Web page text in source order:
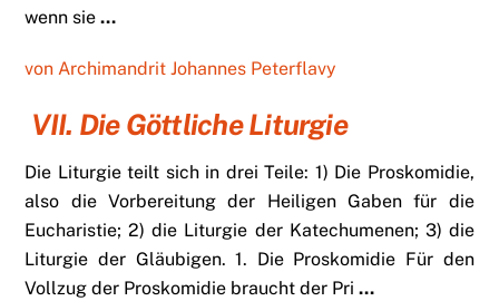
wenn sie…
von Archimandrit Johannes Peterflavy
VII. Die Göttliche Liturgie
Die Liturgie teilt sich in drei Teile: 1) Die Proskomidie,
also die Vorbereitung der Heiligen Gaben für die
Eucharistie; 2) die Liturgie der Katechumenen; 3) die
Liturgie der Gläubigen. 1. Die Proskomidie Für den
Vollzug der Proskomidie braucht der Pri…